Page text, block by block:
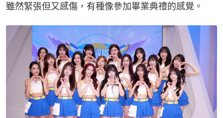
雖然緊張但又感傷，有種像參加畢業典禮的感覺。